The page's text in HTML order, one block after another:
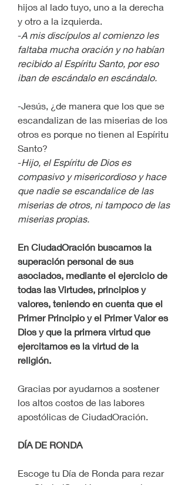
hijos al lado tuyo, uno a la derecha
y otro a la izquierda.
-A mis discípulos al comienzo les
faltaba mucha oración y no habían
recibido al Espíritu Santo, por eso
iban de escándalo en escándalo.
-Jesús, ¿de manera que los que se
escandalizan de las miserias de los
otros es porque no tienen al Espíritu
Santo?
-Hijo, el Espíritu de Dios es
compasivo y misericordioso y hace
que nadie se escandalice de las
miserias de otros, ni tampoco de las
miserias propias.
En CiudadOración buscamos la
superación personal de sus
asociados, mediante el ejercicio de
todas las Virtudes, principios y
valores, teniendo en cuenta que el
Primer Principio y el Primer Valor es
Dios y que la primera virtud que
ejercitamos es la virtud de la
religión.
Gracias por ayudarnos a sostener
los altos costos de las labores
apostólicas de CiudadOración.
DÍA DE RONDA
Escoge tu Día de Ronda para rezar